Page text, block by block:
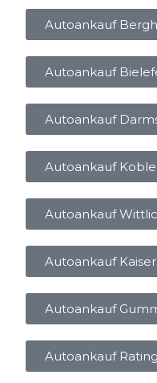
Autoankauf
Autoankauf
Autoankauf
Autoankauf
Autoankauf
Autoankauf
Autoankauf
Autoankauf